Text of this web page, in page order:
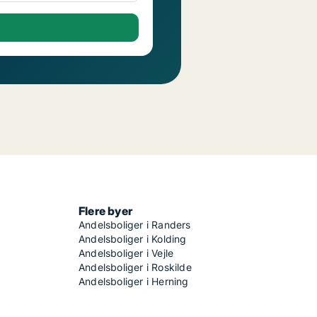
Flere byer
Andelsboliger i Randers
Andelsboliger i Kolding
Andelsboliger i Vejle
Andelsboliger i Roskilde
Andelsboliger i Herning